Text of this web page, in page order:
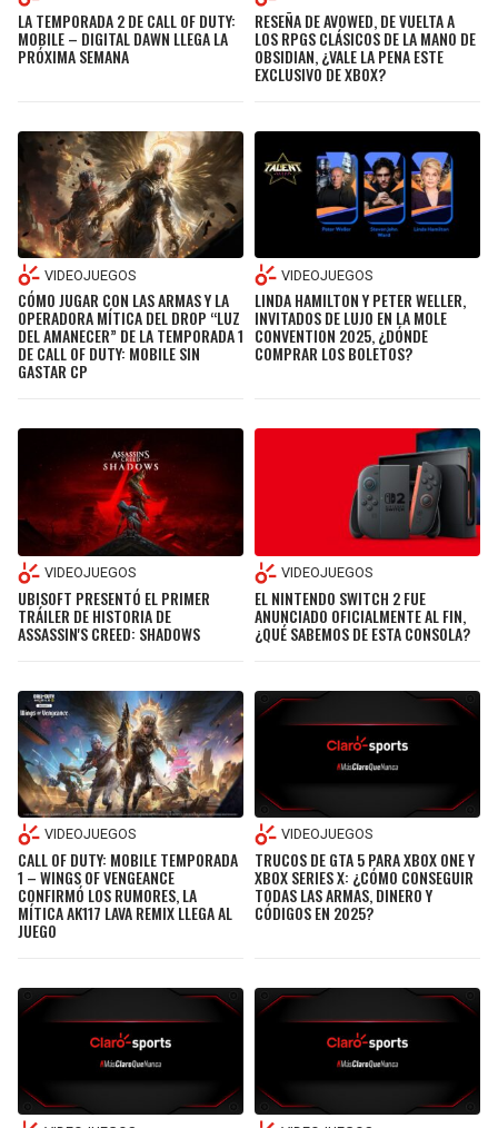
LA TEMPORADA 2 DE CALL OF DUTY:
MOBILE – DIGITAL DAWN LLEGA LA
PRÓXIMA SEMANA
RESEÑA DE AVOWED, DE VUELTA A
LOS RPGS CLÁSICOS DE LA MANO DE
OBSIDIAN, ¿VALE LA PENA ESTE
EXCLUSIVO DE XBOX?
VIDEOJUEGOS
CÓMO JUGAR CON LAS ARMAS Y LA
OPERADORA MÍTICA DEL DROP “LUZ
DEL AMANECER” DE LA TEMPORADA 1
DE CALL OF DUTY: MOBILE SIN
GASTAR CP
VIDEOJUEGOS
LINDA HAMILTON Y PETER WELLER,
INVITADOS DE LUJO EN LA MOLE
CONVENTION 2025, ¿DÓNDE
COMPRAR LOS BOLETOS?
VIDEOJUEGOS
UBISOFT PRESENTÓ EL PRIMER
TRÁILER DE HISTORIA DE
ASSASSIN'S CREED: SHADOWS
VIDEOJUEGOS
EL NINTENDO SWITCH 2 FUE
ANUNCIADO OFICIALMENTE AL FIN,
¿QUÉ SABEMOS DE ESTA CONSOLA?
VIDEOJUEGOS
CALL OF DUTY: MOBILE TEMPORADA
1 – WINGS OF VENGEANCE
CONFIRMÓ LOS RUMORES, LA
MÍTICA AK117 LAVA REMIX LLEGA AL
JUEGO
VIDEOJUEGOS
TRUCOS DE GTA 5 PARA XBOX ONE Y
XBOX SERIES X: ¿CÓMO CONSEGUIR
TODAS LAS ARMAS, DINERO Y
CÓDIGOS EN 2025?